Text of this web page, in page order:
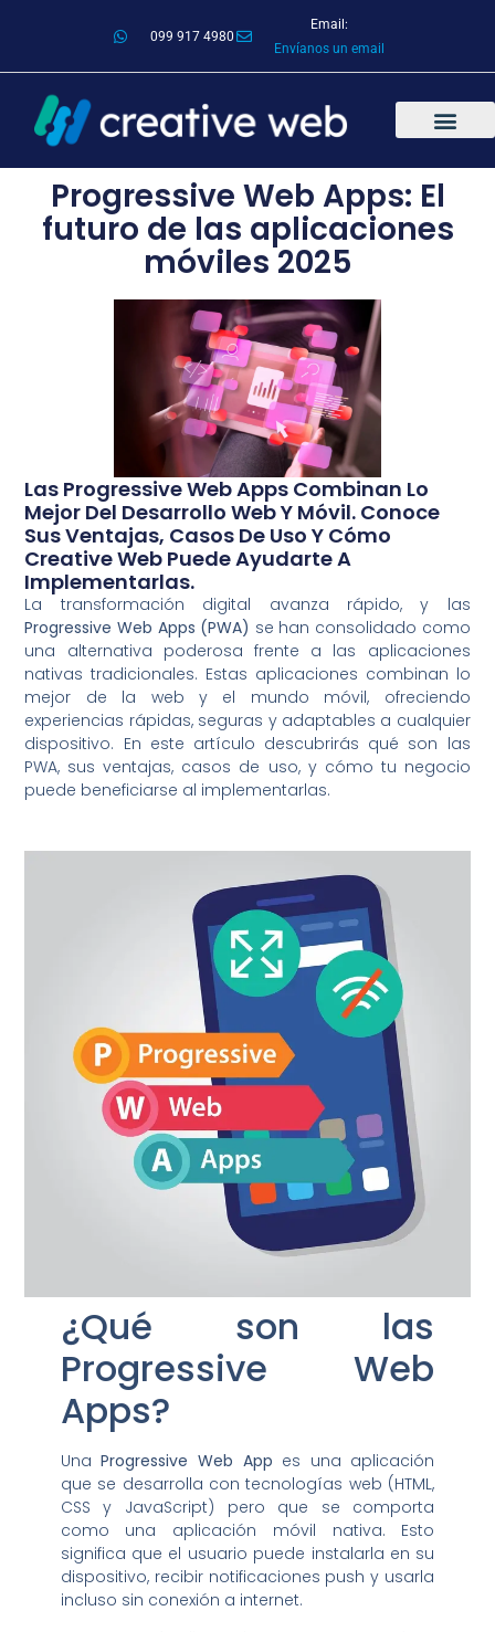
099 917 4980
Email:
Envíanos un email
Progressive Web Apps: El
futuro de las aplicaciones
móviles 2025
Las Progressive Web Apps Combinan Lo
Mejor Del Desarrollo Web Y Móvil. Conoce
Sus Ventajas, Casos De Uso Y Cómo
Creative Web Puede Ayudarte A
Implementarlas.
La transformación digital avanza rápido, y las
Progressive Web Apps (PWA) se han consolidado como
una alternativa poderosa frente a las aplicaciones
nativas tradicionales. Estas aplicaciones combinan lo
mejor de la web y el mundo móvil, ofreciendo
experiencias rápidas, seguras y adaptables a cualquier
dispositivo. En este artículo descubrirás qué son las
PWA, sus ventajas, casos de uso, y cómo tu negocio
puede beneficiarse al implementarlas.
¿Qué son las
Progressive Web
Apps?
UnaProgressive Web App es una aplicación
que se desarrolla con tecnologías web (HTML,
CSS y JavaScript) pero que se comporta
como una aplicación móvil nativa. Esto
significa que el usuario puede instalarla en su
dispositivo, recibir notificaciones push y usarla
incluso sin conexión a internet.